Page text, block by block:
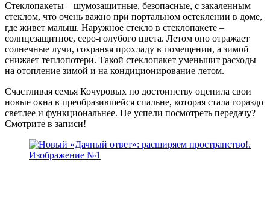
Стеклопакеты – шумозащитные, безопасные, с закаленным
стеклом, что очень важно при портальном остеклении в доме,
где живет малыш. Наружное стекло в стеклопакете –
солнцезащитное, серо-голубого цвета. Летом оно отражает
солнечные лучи, сохраняя прохладу в помещении, а зимой
снижает теплопотери. Такой стеклопакет уменьшит расходы
на отопление зимой и на кондиционирование летом.
Счастливая семья Кочуровых по достоинству оценила свои
новые окна в преобразившейся спальне, которая стала гораздо
светлее и функциональнее. Не успели посмотреть передачу?
Смотрите в записи!